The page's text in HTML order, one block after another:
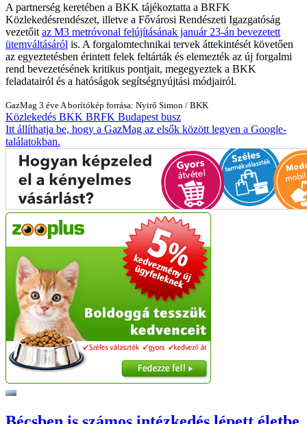
A partnerség keretében a BKK tájékoztatta a BRFK
Közlekedésrendészet, illetve a Fővárosi Rendészeti Igazgatóság
vezetőit az M3 metróvonal felújításának január 23-án bevezetett
ütemváltásáról is. A forgalomtechnikai tervek áttekintését követően
az egyeztetésben érintett felek feltárták és elemezték az új forgalmi
rend bevezetésének kritikus pontjait, megegyeztek a BKK
feladatairól és a hatóságok segítségnyújtási módjairól.
GazMag 3 éve A borítókép forrása: Nyirő Simon / BKK
Közlekedés BKK BRFK Budapest busz
Itt állíthatja be, hogy a GazMag az elsők között legyen a Google-
találatokban.